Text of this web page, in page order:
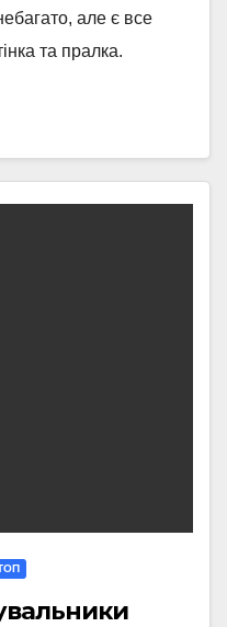
але є все
та пралка.